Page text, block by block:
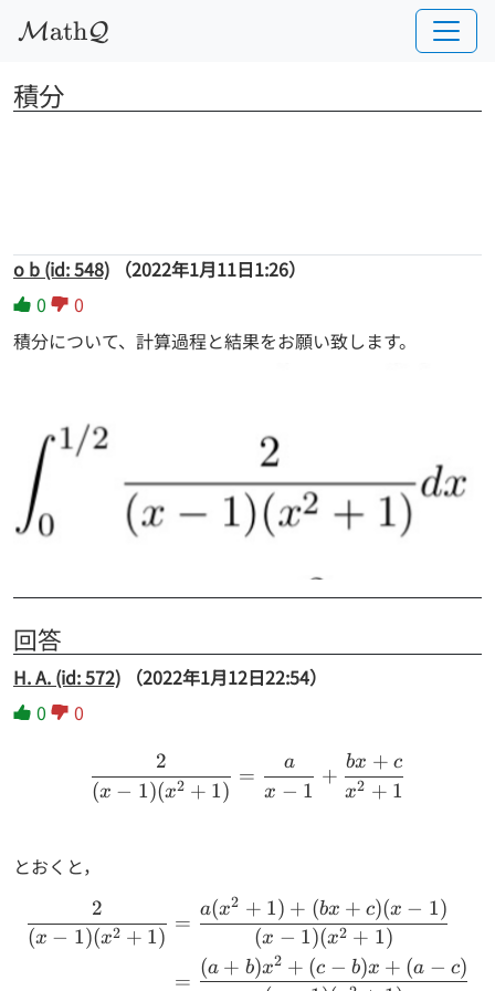
MathQ
積分
o b (id: 548)
（2022年1月11日1:26）
0
0
積分について、計算過程と結果をお願い致します。
回答
H. A. (id: 572)
（2022年1月12日22:54）
0
0
\begin{aligned}
(x − 1)(x2 + 1)
2
=
x − 1
a
+
x2 + 1
bx + c
とおくと，
\begin{aligned}
(x − 1)(x2 + 1)
2
=
(x − 1)(x2 + 1)
a(x2 + 1) + (bx + c)(x − 1)
=
(a + b)x2 + (c − b)x + (a − c)